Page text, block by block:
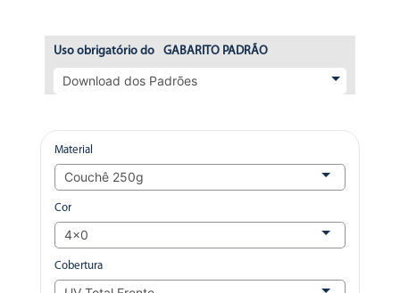
Uso obrigatório do GABARITO PADRÃO
Material
Cor
Cobertura